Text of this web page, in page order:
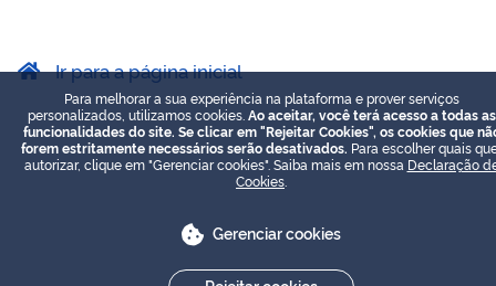
Ir para a página inicial
Para melhorar a sua experiência na plataforma e prover serviços
personalizados, utilizamos cookies. Ao aceitar, você terá acesso a todas as
funcionalidades do site. Se clicar em "Rejeitar Cookies", os cookies que
forem estritamente necessários serão desativados. Para escolher quais
autorizar, clique em "Gerenciar cookies". Saiba mais em nossa Declaração
Cookies
Gerenciar cookies